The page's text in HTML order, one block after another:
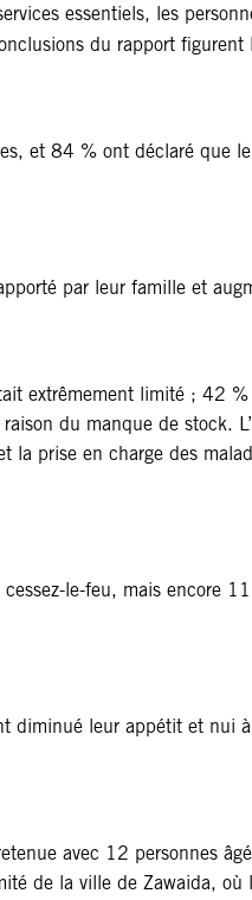
essentiels, les
du rapport figurent
et 84 % ont déclaré que
par leur famille et
extrêmement limité ; 42
du manque de stock.
prise en charge des
le-feu, mais encore
diminué leur appétit et nui
avec 12 personnes
de la ville de Zawaida,